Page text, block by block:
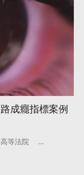
成癮指標案例
高等法院 ...